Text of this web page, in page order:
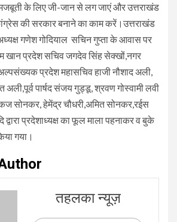
मजबूती के लिए जी-जान से लग जाएं और उत्तराखंड
की सरकार बनाने का काम करें।उत्तराखंड
गणेश गोदियाल सचिन गुप्ता के आवास पर
खान प्रदेश सचिव जगदेव सिंह सेक्खों,नगर
प्रदेश महासचिव हाजी नौशाद अली,
अली,पूर्व पार्षद संजय गुड्डू, श्रवण गोस्वामी लवी
सोनकर, हेमेंद्र चौधरी,अमित सोनकर,रईस
प्रदेशाध्यक्ष का फूल माला पहनाकर व बुके
गया।
तहलका न्यूज़